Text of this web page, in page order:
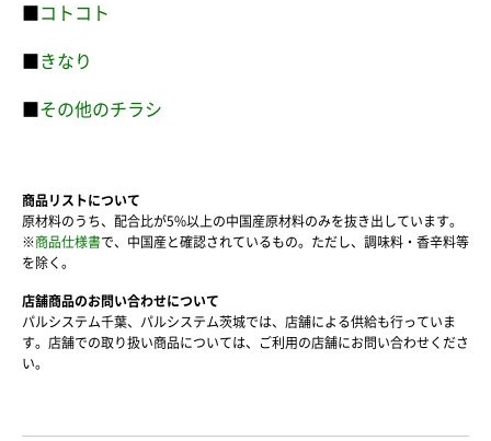
コトコト
きなり
その他のチラシ
商品リストについて
原材料のうち、配合比が5%以上の中国産原材料のみを抜き出しています。
※商品仕様書で、中国産と確認されているもの。ただし、調味料・香辛料等
を除く。
店舗商品のお問い合わせについて
パルシステム千葉、パルシステム茨城では、店舗による供給も行っていま
す。店舗での取り扱い商品については、ご利用の店舗にお問い合わせくださ
い。